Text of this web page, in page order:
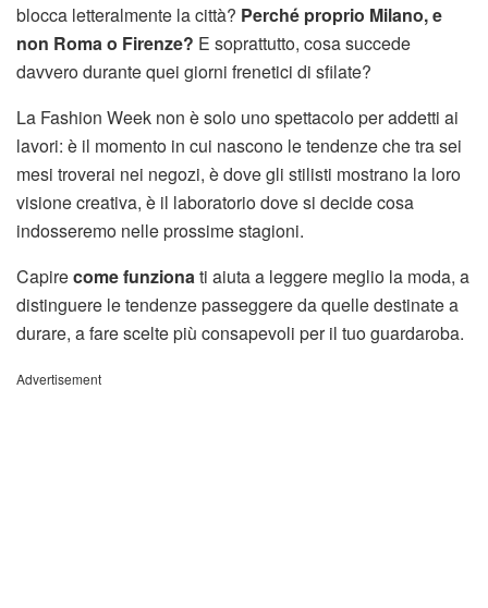
blocca letteralmente la città? Perché proprio Milano, e
non Roma o Firenze? E soprattutto, cosa succede
davvero durante quei giorni frenetici di sfilate?
La Fashion Week non è solo uno spettacolo per addetti ai
lavori: è il momento in cui nascono le tendenze che tra sei
mesi troverai nei negozi, è dove gli stilisti mostrano la loro
visione creativa, è il laboratorio dove si decide cosa
indosseremo nelle prossime stagioni.
Capirecome funziona ti aiuta a leggere meglio la moda, a
distinguere le tendenze passeggere da quelle destinate a
durare, a fare scelte più consapevoli per il tuo guardaroba.
Advertisement